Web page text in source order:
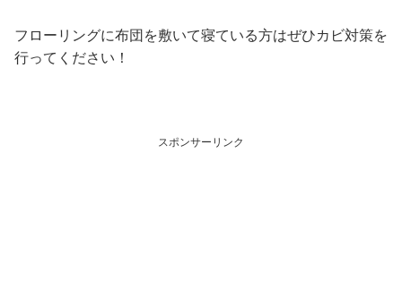
フローリングに布団を敷いて寝ている方はぜひカビ対策を
行ってください！
スポンサーリンク